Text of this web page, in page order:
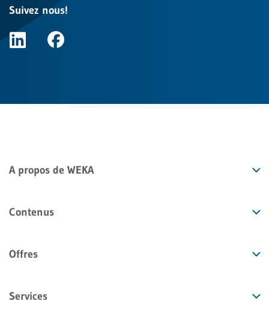
Suivez nous!
A propos de WEKA
Contenus
Offres
Services